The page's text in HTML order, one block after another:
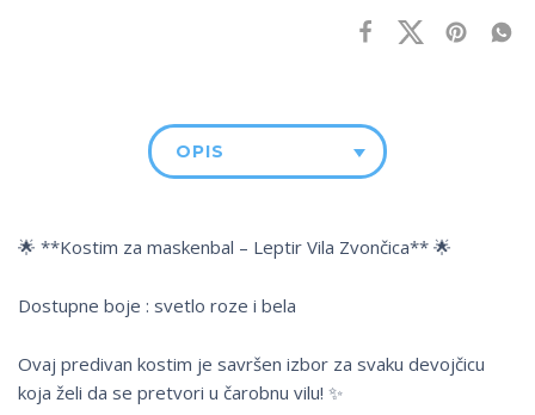
OPIS
🌟 **Kostim za maskenbal – Leptir Vila Zvončica** 🌟
Dostupne boje : svetlo roze i bela
Ovaj predivan kostim je savršen izbor za svaku devojčicu
koja želi da se pretvori u čarobnu vilu! ✨